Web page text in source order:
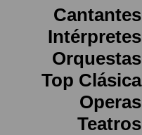
Cantantes
Intérpretes
Orquestas
Top Clásica
Operas
Teatros